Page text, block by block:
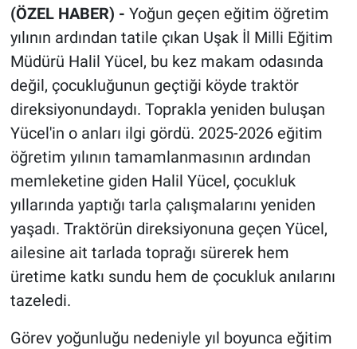
(ÖZEL HABER) - Yoğun geçen eğitim öğretim
yılının ardından tatile çıkan Uşak İl Milli Eğitim
Müdürü Halil Yücel, bu kez makam odasında
değil, çocukluğunun geçtiği köyde traktör
direksiyonundaydı. Toprakla yeniden buluşan
Yücel'in o anları ilgi gördü. 2025-2026 eğitim
öğretim yılının tamamlanmasının ardından
memleketine giden Halil Yücel, çocukluk
yıllarında yaptığı tarla çalışmalarını yeniden
yaşadı. Traktörün direksiyonuna geçen Yücel,
ailesine ait tarlada toprağı sürerek hem
üretime katkı sundu hem de çocukluk anılarını
tazeledi.
Görev yoğunluğu nedeniyle yıl boyunca eğitim